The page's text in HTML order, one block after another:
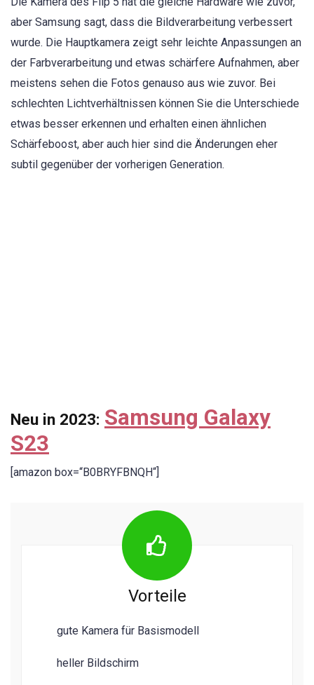
aber Samsung sagt, dass die Bildverarbeitung verbessert
wurde. Die Hauptkamera zeigt sehr leichte Anpassungen an
der Farbverarbeitung und etwas schärfere Aufnahmen, aber
meistens sehen die Fotos genauso aus wie zuvor. Bei
schlechten Lichtverhältnissen können Sie die Unterschiede
etwas besser erkennen und erhalten einen ähnlichen
Schärfeboost, aber auch hier sind die Änderungen eher
subtil gegenüber der vorherigen Generation.
Neu in 2023: Samsung Galaxy
S23
[amazon box=“B0BRYFBNQH“]
Vorteile
gute Kamera für Basismodell
heller Bildschirm